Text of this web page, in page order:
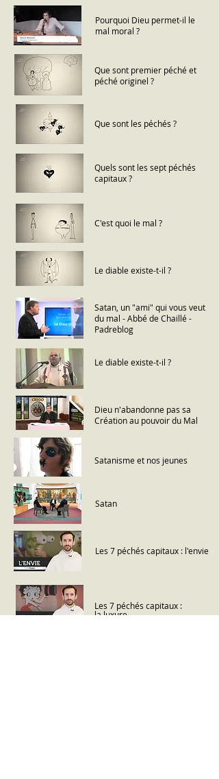
Pourquoi Dieu permet-il le
mal moral ?
Que sont premier péché et
péché originel ?
Que sont les péchés ?
Quels sont les sept péchés
capitaux ?
C'est quoi le mal ?
Le diable existe-t-il ?
Satan, un "ami" qui vous veut
du mal - Abbé de Chaillé -
Padreblog
Le diable existe-t-il ?
Dieu n'abandonne pas sa
Création au pouvoir du Mal
Satanisme et nos jeunes
Satan
Les 7 péchés capitaux : l'envie
Les 7 péchés capitaux :
la luxure